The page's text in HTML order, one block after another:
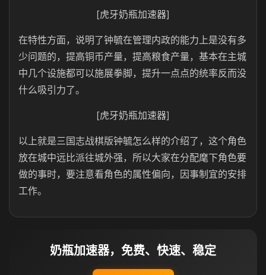
[虎牙奶瓶加速器]
在特性方面，说明了钟毓在管理内政的能力上是没有多
少问题的，提高铜币产量，提高粮食产量，基本在主城
中几个设施都可以施展拳脚，提升一点点的统率反而没
什么吸引力了。
[虎牙奶瓶加速器]
以上就是三国志战棋版钟毓怎么样的介绍了，这个角色
放在城中远比派往城外强，所以大家在分配麾下角色要
做的事时，要注意看角色的属性偏向，因事制宜的安排
工作。
奶瓶加速器，免费、快速、稳定